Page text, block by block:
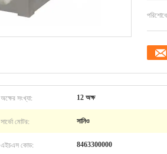
অক্ষের সংখ্যা: 12 অক্ষ
সার্ভো মোটর: সানিও
এইচএস কোড: 8463300000